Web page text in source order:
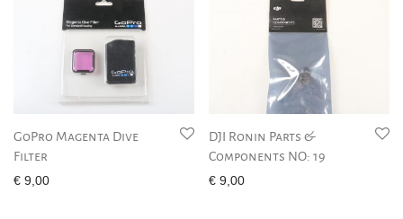
GoPro Magenta Dive
Filter
€ 9,00
DJI Ronin Parts &
Components NO: 19
€ 9,00